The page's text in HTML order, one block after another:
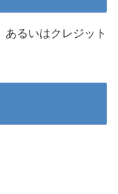
あるいはクレジット